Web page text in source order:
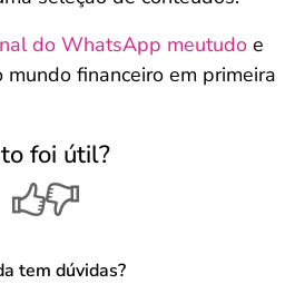
do WhatsApp meutudo e
mundo financeiro em primeira
foi útil?
tem dúvidas?